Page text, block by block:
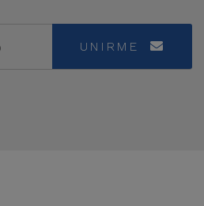
UNIRME